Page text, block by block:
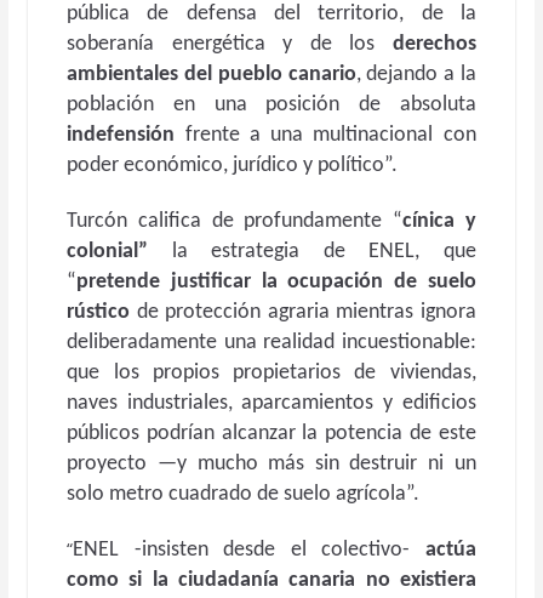
pública de defensa del territorio, de la
soberanía energética y de los derechos
ambientales del pueblo canario, dejando a la
población en una posición de absoluta
indefensión frente a una multinacional con
poder económico, jurídico y político”.
Turcón califica de profundamente “cínica y
colonial” la estrategia de ENEL, que
“pretende justificar la ocupación de suelo
rústico de protección agraria mientras ignora
deliberadamente una realidad incuestionable:
que los propios propietarios de viviendas,
naves industriales, aparcamientos y edificios
públicos podrían alcanzar la potencia de este
proyecto —y mucho más sin destruir ni un
solo metro cuadrado de suelo agrícola”.
“ENEL -insisten desde el colectivo- actúa
como si la ciudadanía canaria no existiera